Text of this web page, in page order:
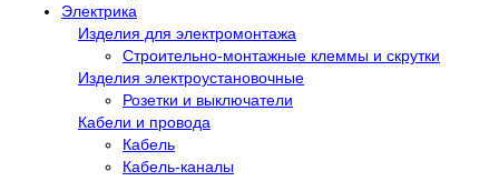
Электрика
Изделия для электромонтажа
Строительно-монтажные клеммы и скрутки
Изделия электроустановочные
Розетки и выключатели
Кабели и провода
Кабель
Кабель-каналы